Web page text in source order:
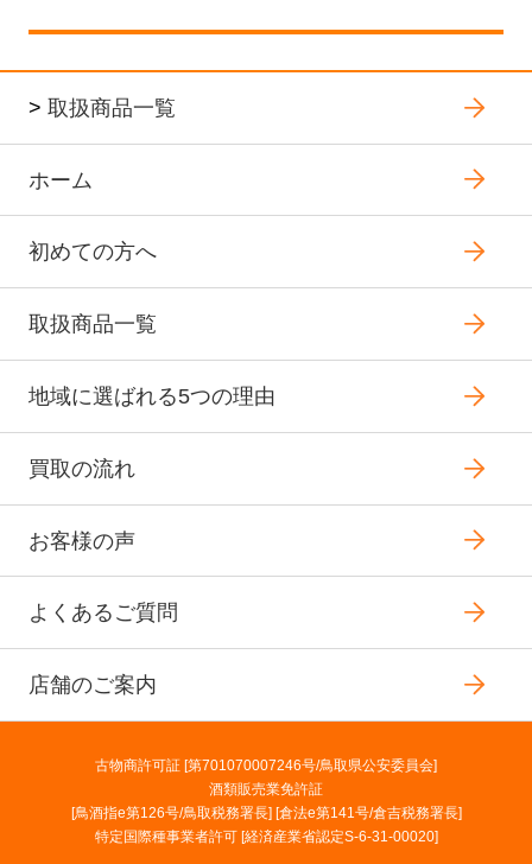
> 取扱商品一覧
ホーム
初めての方へ
取扱商品一覧
地域に選ばれる5つの理由
買取の流れ
お客様の声
よくあるご質問
店舗のご案内
古物商許可証 [第701070007246号/鳥取県公安委員会]
酒類販売業免許証
[鳥酒指e第126号/鳥取税務署長] [倉法e第141号/倉吉税務署長]
特定国際種事業者許可 [経済産業省認定S-6-31-00020]